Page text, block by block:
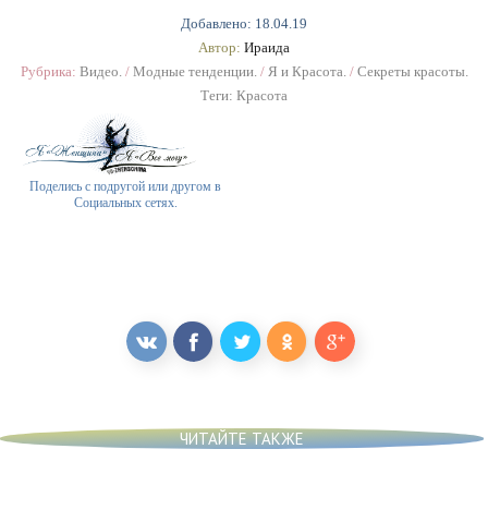
Добавлено: 18.04.19
Автор: Ираида
Рубрика: Видео./ Модные тенденции./ Я и Красота./ Секреты красоты.
Теги: Красота
Поделись с подругой или другом в
Социальных сетях.
ЧИТАЙТЕ ТАКЖЕ